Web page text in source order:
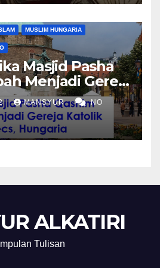
MUSLIM HUNGARIA
Masjid Pasha
Menjadi Gereja
Hungaria
MANSYUR NO
ALKATIRI
Tulisan